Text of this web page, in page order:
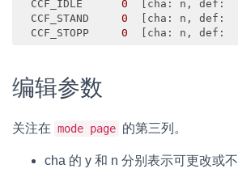
  CCF_IDLE
0
  [cha: n,
def :
  CCF_STAND
0
  [cha: n,
def :
  CCF_STOPP
0
  [cha: n,
def :
编辑参数
关注在 mode page 的第三列。
cha 的 y 和 n 分别表示可更改或